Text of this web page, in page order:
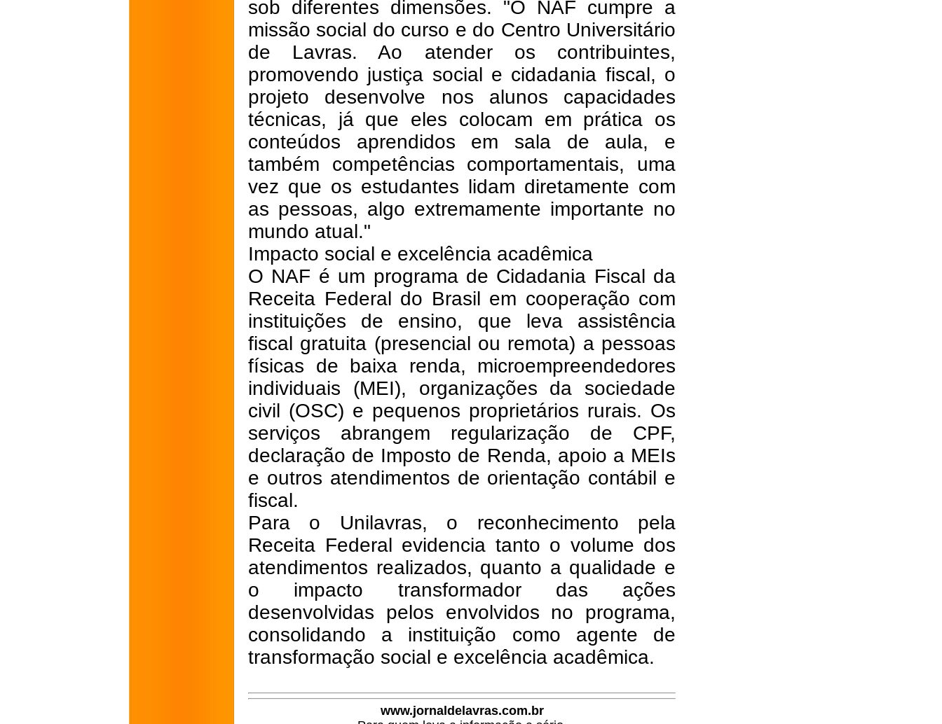
sob diferentes dimensões. "O NAF cumpre a
missão social do curso e do Centro Universitário
de Lavras. Ao atender os contribuintes,
promovendo justiça social e cidadania fiscal, o
projeto desenvolve nos alunos capacidades
técnicas, já que eles colocam em prática os
conteúdos aprendidos em sala de aula, e
também competências comportamentais, uma
vez que os estudantes lidam diretamente com
as pessoas, algo extremamente importante no
mundo atual."
Impacto social e excelência acadêmica
O NAF é um programa de Cidadania Fiscal da
Receita Federal do Brasil em cooperação com
instituições de ensino, que leva assistência
fiscal gratuita (presencial ou remota) a pessoas
físicas de baixa renda, microempreendedores
individuais (MEI), organizações da sociedade
civil (OSC) e pequenos proprietários rurais. Os
serviços abrangem regularização de CPF,
declaração de Imposto de Renda, apoio a MEIs
e outros atendimentos de orientação contábil e
fiscal.
Para o Unilavras, o reconhecimento pela
Receita Federal evidencia tanto o volume dos
atendimentos realizados, quanto a qualidade e
o impacto transformador das ações
desenvolvidas pelos envolvidos no programa,
consolidando a instituição como agente de
transformação social e excelência acadêmica.
www.jornaldelavras.com.br